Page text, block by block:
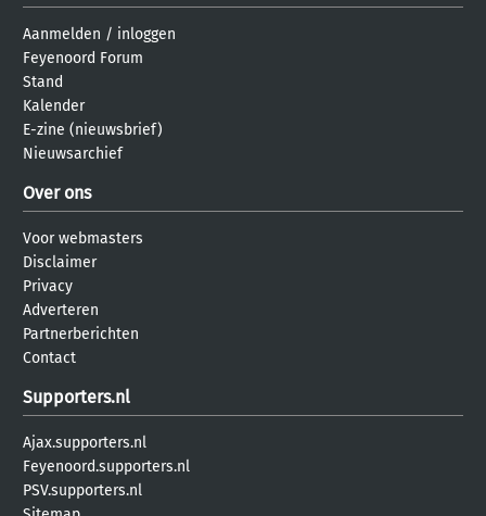
Aanmelden / inloggen
Feyenoord Forum
Stand
Kalender
E-zine (nieuwsbrief)
Nieuwsarchief
Over ons
Voor webmasters
Disclaimer
Privacy
Adverteren
Partnerberichten
Contact
Supporters.nl
Ajax.supporters.nl
Feyenoord.supporters.nl
PSV.supporters.nl